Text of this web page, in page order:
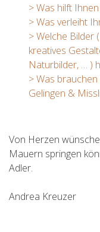
> Was hilft
> Was verleiht
> Welche Bilder
kreatives
Naturbilder, … )
> Was
Gelingen &
Von Herzen
Mauern springen
Adler.
Andrea Kreuzer